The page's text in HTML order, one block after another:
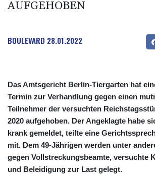
CZK 24.24407
DJF
DZD
EGP
ERN
ETB
FJD 2.552089
FKP 0.856077
GBP 0.85641
GEL 3.013725
GGP 0.856077
UFGEHOBEN
BOULEVARD 28.01.2022
Das Amtsgericht Berlin-Tiergarten hat
Termin zur Verhandlung gegen einen
Teilnehmer der versuchten
2020 aufgehoben. Der Angeklagte habe
krank gemeldet, teilte eine
mit. Dem 49-Jährigen werden unter
gegen Vollstreckungsbeamte, versuchte
und Beleidigung zur Last gelegt.